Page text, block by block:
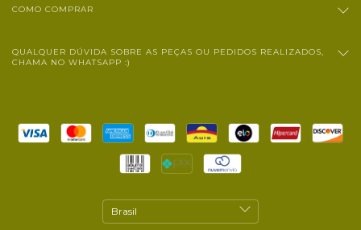
COMO COMPRAR
QUALQUER DÚVIDA SOBRE AS PEÇAS OU PEDIDOS REALIZADOS,
CHAMA NO WHATSAPP :)